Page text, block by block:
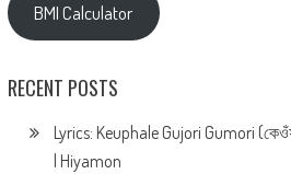
BMI Calculator
RECENT POSTS
Lyrics: Keuphale Gujori Gumori
| Hiyamon